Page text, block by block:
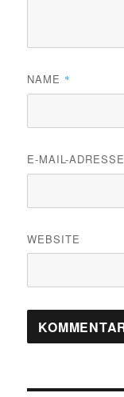
NAME *
E-MAIL-ADRESSE
WEBSITE